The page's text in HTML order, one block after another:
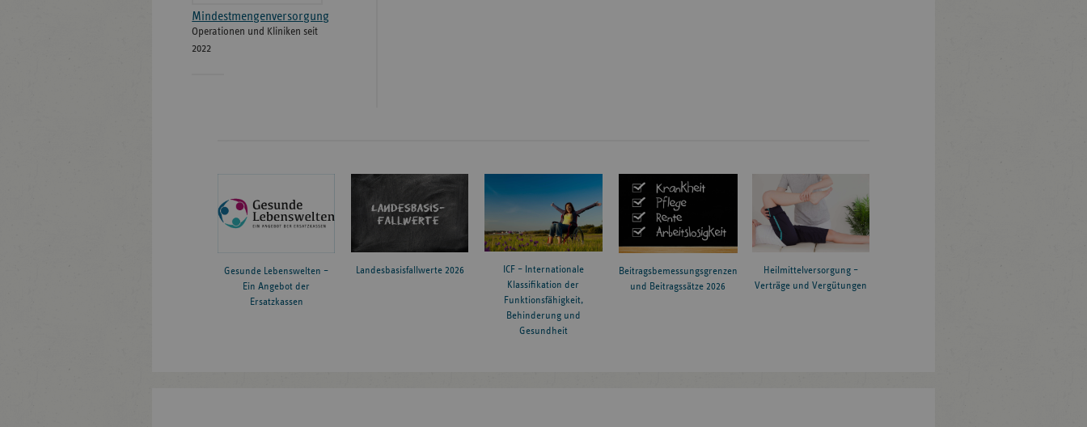
Mindestmengenversorgung
Operationen und Kliniken seit
2022
Gesunde Lebenswelten –
Ein Angebot der
Ersatzkassen
Landesbasisfallwerte 2026
ICF – Internationale
Klassifikation der
Funktionsfähigkeit,
Behinderung und
Gesundheit
Beitragsbemessungsgrenzen
und Beitragssätze 2026
Heilmittelversorgung –
Verträge und Vergütungen